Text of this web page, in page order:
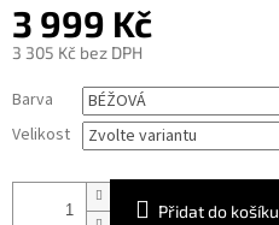
3 999 Kč
3 305 Kč bez DPH
cena:
Barva
Velikost
Přidat do košíku